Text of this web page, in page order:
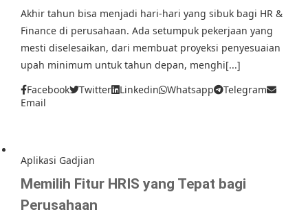
Akhir tahun bisa menjadi hari-hari yang sibuk bagi HR &
Finance di perusahaan. Ada setumpuk pekerjaan yang
mesti diselesaikan, dari membuat proyeksi penyesuaian
upah minimum untuk tahun depan, menghi[...]
Facebook
Twitter Linkedin Whatsapp
Telegram
Email
Aplikasi Gadjian
Memilih Fitur HRIS yang Tepat bagi
Perusahaan